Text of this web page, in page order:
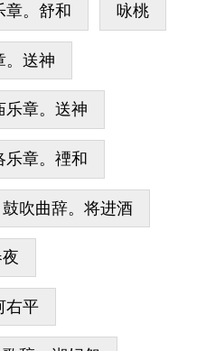
章。舒和 咏桃
。送神
乐章。送神
乐章。禋和
吹曲辞。将进酒
右平